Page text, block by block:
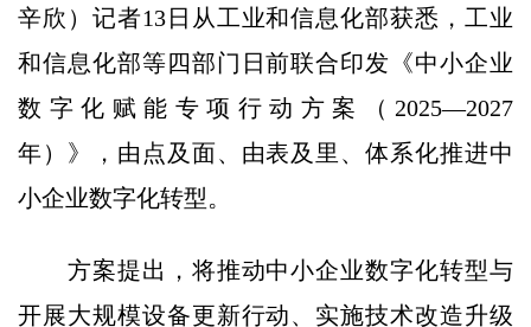
辛欣）记者13日从工业和信息化部获悉，工业
和信息化部等四部门日前联合印发《中小企业
数字化赋能专项行动方案（2025—2027
年）》，由点及面、由表及里、体系化推进中
小企业数字化转型。
方案提出，将推动中小企业数字化转型与
开展大规模设备更新行动、实施技术改造升级